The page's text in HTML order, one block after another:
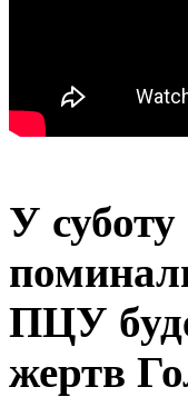
У суботу
ПЦУ
жертв